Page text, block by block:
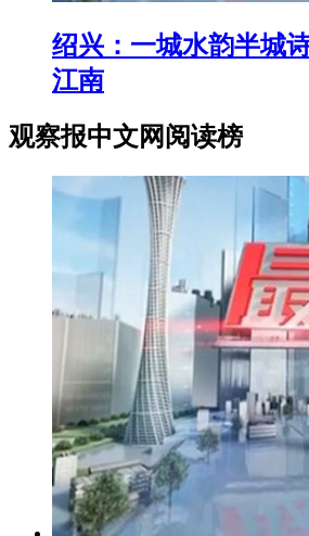
绍兴：一城水韵半城
江南
观察报中文网阅读榜